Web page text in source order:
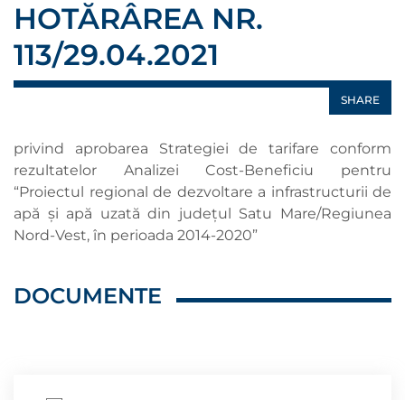
HOTĂRÂREA NR.
113/29.04.2021
SHARE
privind aprobarea Strategiei de tarifare conform
rezultatelor Analizei Cost-Beneficiu pentru
“Proiectul regional de dezvoltare a infrastructurii de
apă și apă uzată din județul Satu Mare/Regiunea
Nord-Vest, în perioada 2014-2020”
DOCUMENTE